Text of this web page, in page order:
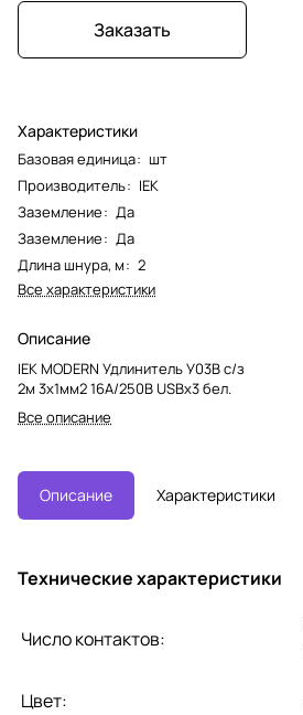
Заказать
Характеристики
Базовая единица: шт
Производитель: IEK
Заземление: Да
Заземление: Да
Длина шнура, м: 2
Все характеристики
Описание
IEK MODERN Удлинитель У03В с/з
2м 3х1мм2 16А/250В USBх3 бел.
Все описание
Описание Характеристики
Технические характеристики
Число контактов:
Цвет: